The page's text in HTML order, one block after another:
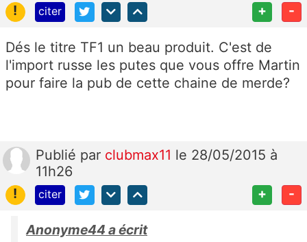
!
citer + -
Dés le titre TF1 un beau produit. C'est de
l'import russe les putes que vous offre Martin
pour faire la pub de cette chaine de merde?
Publié par clubmax11 le 28/05/2015 à
11h26
!
citer + -
Anonyme44 a écrit